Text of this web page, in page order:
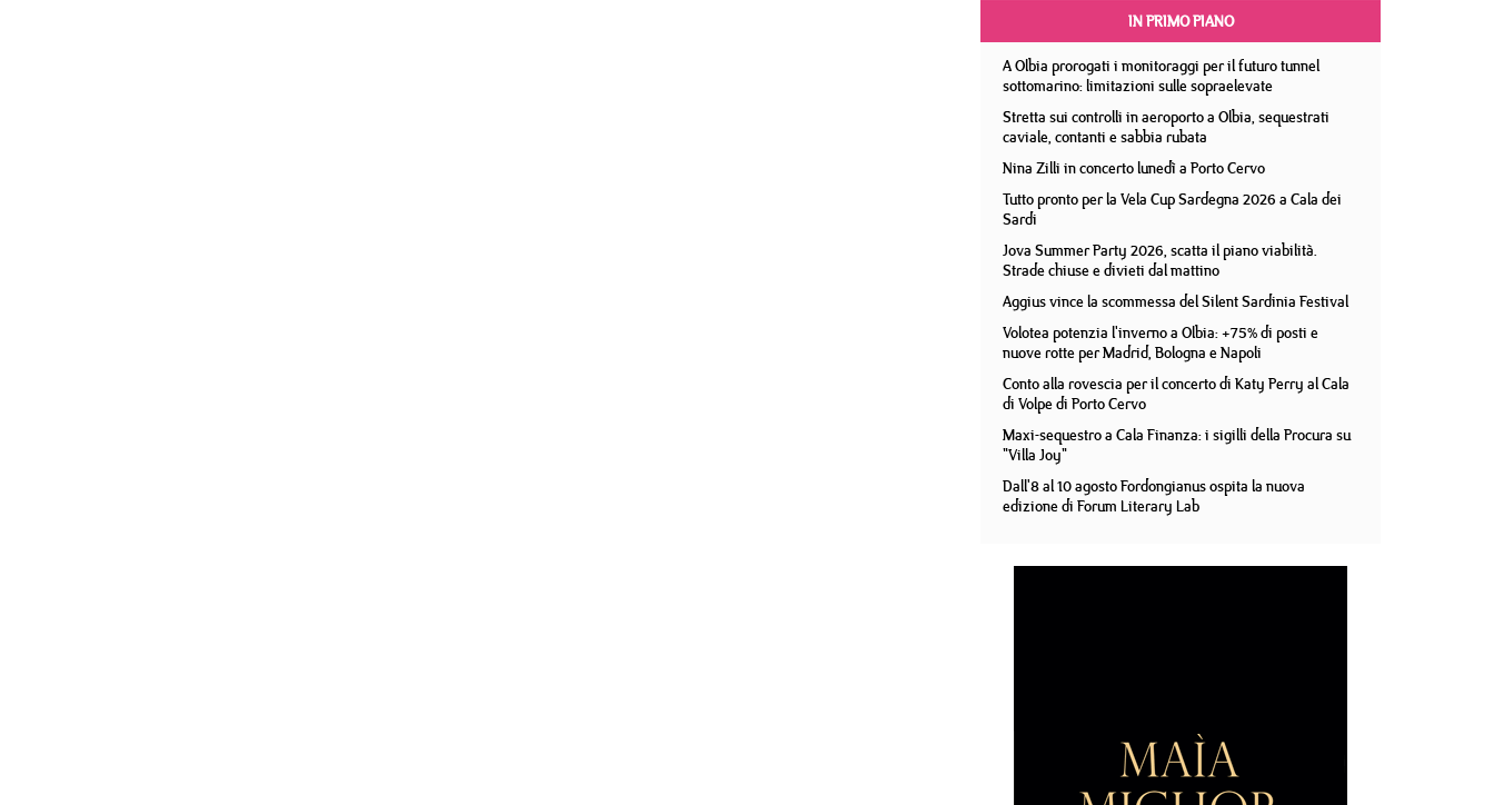
IN PRIMO PIANO
A Olbia prorogati i monitoraggi per il futuro tunnel
sottomarino: limitazioni sulle sopraelevate
Stretta sui controlli in aeroporto a Olbia, sequestrati
caviale, contanti e sabbia rubata
Nina Zilli in concerto lunedì a Porto Cervo
Tutto pronto per la Vela Cup Sardegna 2026 a Cala dei
Sardi
Jova Summer Party 2026, scatta il piano viabilità.
Strade chiuse e divieti dal mattino
Aggius vince la scommessa del Silent Sardinia Festival
Volotea potenzia l'inverno a Olbia: +75% di posti e
nuove rotte per Madrid, Bologna e Napoli
Conto alla rovescia per il concerto di Katy Perry al Cala
di Volpe di Porto Cervo
Maxi-sequestro a Cala Finanza: i sigilli della Procura su
"Villa Joy"
Dall'8 al 10 agosto Fordongianus ospita la nuova
edizione di Forum Literary Lab